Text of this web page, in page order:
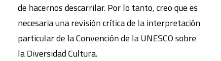
de hacernos descarrilar. Por lo tanto, creo que es
necesaria una revisión crítica de la interpretación
particular de la Convención de la UNESCO sobre
la Diversidad Cultura.